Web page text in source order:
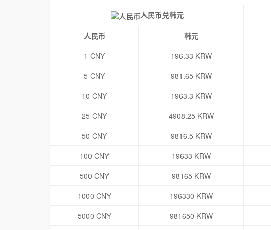
人民币兑韩元
人民币 韩元
1 CNY
196.33 KRW
5 CNY
981.65 KRW
10 CNY
1963.3 KRW
25 CNY
4908.25 KRW
50 CNY
9816.5 KRW
100 CNY
19633 KRW
500 CNY
98165 KRW
1000 CNY
196330 KRW
5000 CNY
981650 KRW